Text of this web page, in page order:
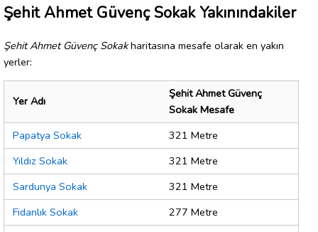
Şehit Ahmet Güvenç Sokak Yakınındakiler
Şehit Ahmet Güvenç Sokakharitasına mesafe olarak en yakın
yerler:
Yer Adı
Şehit Ahmet Güvenç
Sokak Mesafe
Papatya Sokak
321 Metre
Yıldız Sokak
321 Metre
Sardunya Sokak
321 Metre
Fidanlık Sokak
277 Metre